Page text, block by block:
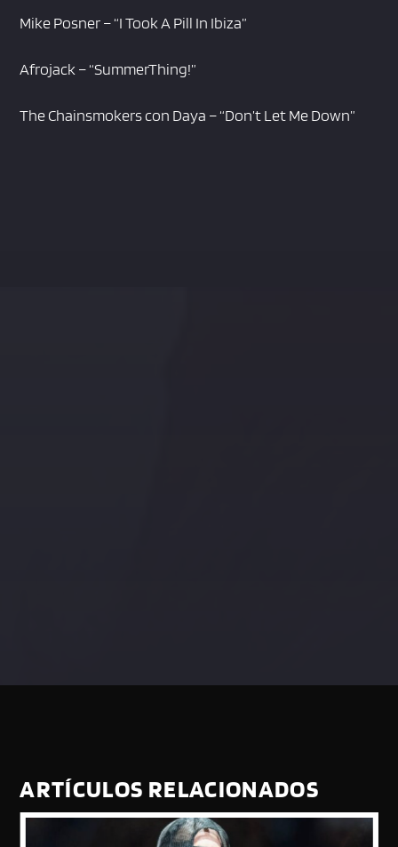
Mike Posner – “I Took A Pill In Ibiza”
Afrojack – “SummerThing!”
The Chainsmokers con Daya – “Don’t Let Me Down”
ARTÍCULOS RELACIONADOS